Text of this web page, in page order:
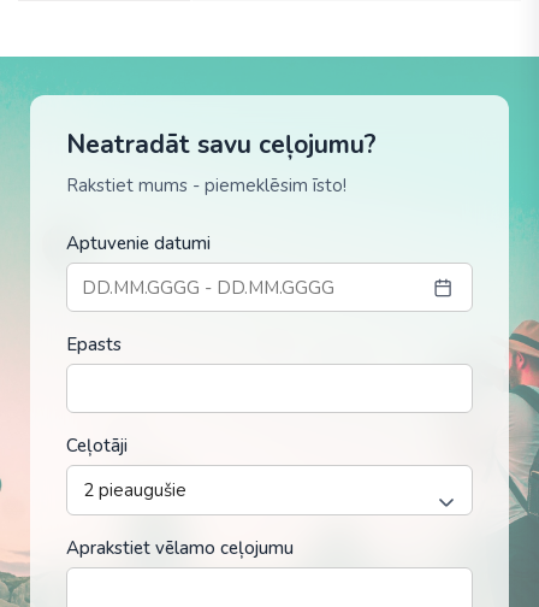
Neatradāt savu ceļojumu?
Rakstiet mums - piemeklēsim īsto!
Aptuvenie datumi
Epasts
Ceļotāji
Aprakstiet vēlamo ceļojumu